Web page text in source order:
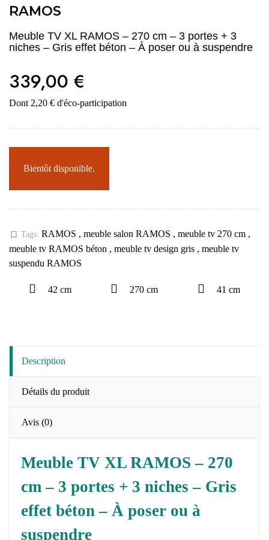
RAMOS
Meuble TV XL RAMOS – 270 cm – 3 portes + 3
niches – Gris effet béton – À poser ou à suspendre
339,00 €
Dont 2,20 € d'éco-participation
Bientôt disponible.
bookmark_border Tags: RAMOS , meuble salon RAMOS , meuble tv 270 cm ,
meuble tv RAMOS béton , meuble tv design gris , meuble tv
suspendu RAMOS
42 cm 270 cm 41 cm
Description
Détails du produit
Avis (0)
Meuble TV XL RAMOS – 270
cm – 3 portes + 3 niches – Gris
effet béton – À poser ou à
suspendre